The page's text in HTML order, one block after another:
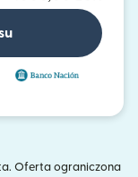
Oferta ograniczona